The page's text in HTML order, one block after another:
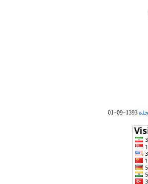
1393-09-01